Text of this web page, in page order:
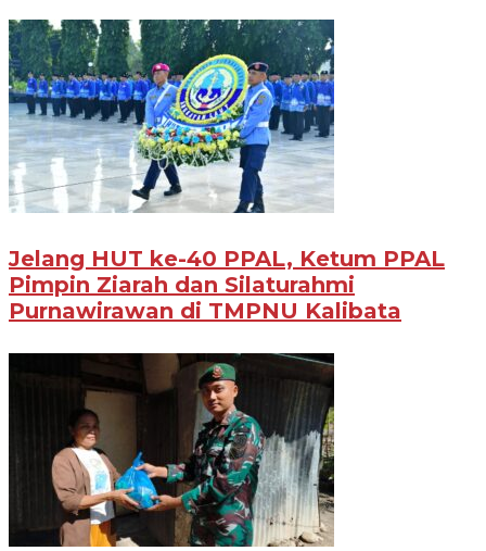
Jelang HUT ke-40 PPAL, Ketum PPAL
Pimpin Ziarah dan Silaturahmi
Purnawirawan di TMPNU Kalibata